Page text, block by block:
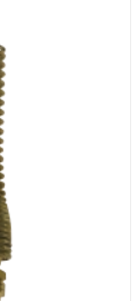
24H:
001 770